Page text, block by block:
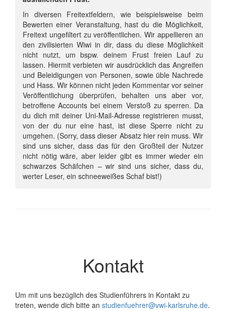
In diversen Freitextfeldern, wie beispielsweise beim
Bewerten einer Veranstaltung, hast du die Möglichkeit,
Freitext ungefiltert zu veröffentlichen. Wir appellieren an
den zivilisierten Wiwi in dir, dass du diese Möglichkeit
nicht nutzt, um bspw. deinem Frust freien Lauf zu
lassen. Hiermit verbieten wir ausdrücklich das Angreifen
und Beleidigungen von Personen, sowie üble Nachrede
und Hass. Wir können nicht jeden Kommentar vor seiner
Veröffentlichung überprüfen, behalten uns aber vor,
betroffene Accounts bei einem Verstoß zu sperren. Da
du dich mit deiner Uni-Mail-Adresse registrieren musst,
von der du nur eine hast, ist diese Sperre nicht zu
umgehen. (Sorry, dass dieser Absatz hier rein muss. Wir
sind uns sicher, dass das für den Großteil der Nutzer
nicht nötig wäre, aber leider gibt es immer wieder ein
schwarzes Schäfchen – wir sind uns sicher, dass du,
werter Leser, ein schneeweißes Schaf bist!)
Kontakt
Um mit uns bezüglich des Studienführers in Kontakt zu
treten, wende dich bitte an studienfuehrer@vwi-karlsruhe.de.